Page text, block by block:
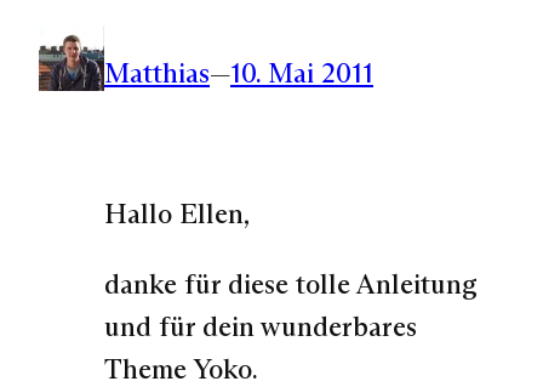
Matthias—10. Mai 2011
Hallo Ellen,
danke für diese tolle Anleitung
und für dein wunderbares
Theme Yoko.